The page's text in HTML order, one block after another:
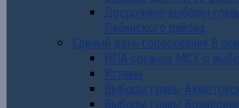
Досрочные выборы
Лабинского района
Единый день голосования 8
НПА органов МСУ о
Уставы
Выборы главы
Выборы главы